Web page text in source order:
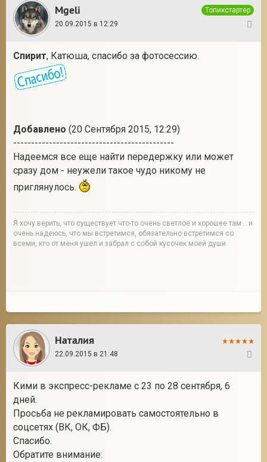
Mgeli
Топикстартер
20.09.2015 в 12:29
Спирит, Катюша, спасибо за фотосессию.
Добавлено (20 Сентября 2015, 12:29)
---------------------------------------------
Надеемся все еще найти передержку или может
сразу дом - неужели такое чудо никому не
приглянулось.
Я хочу верить, что существует что-то очень светлое и хорошее там... и
очень надеюсь, что мы встретимся, обязательно встретимся со
всеми, кто от меня ушел и забрал с собой кусочек моей души
Наталия
22.09.2015 в 21:48
Кими в экспресс-рекламе с 23 по 28 сентября, 6
дней.
Просьба не рекламировать самостоятельно в
соцсетях (ВК, ОК, ФБ).
Спасибо.
Обратите внимание: